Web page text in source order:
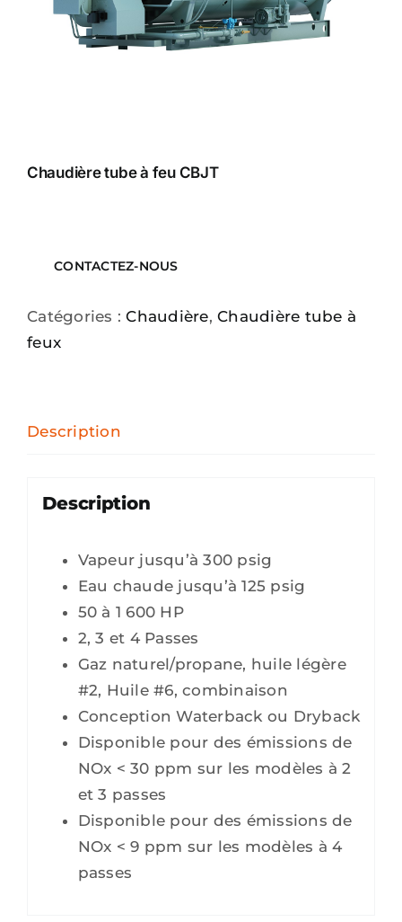
Chaudière tube à feu CBJT
CONTACTEZ-NOUS
Catégories :Chaudière,Chaudière tube à
feux
Description
Description
Vapeur jusqu’à 300 psig
Eau chaude jusqu’à 125 psig
50 à 1 600 HP
2, 3 et 4 Passes
Gaz naturel/propane, huile légère
#2, Huile #6, combinaison
Conception Waterback ou Dryback
Disponible pour des émissions de
NOx < 30 ppm sur les modèles à 2
et 3 passes
Disponible pour des émissions de
NOx < 9 ppm sur les modèles à 4
passes